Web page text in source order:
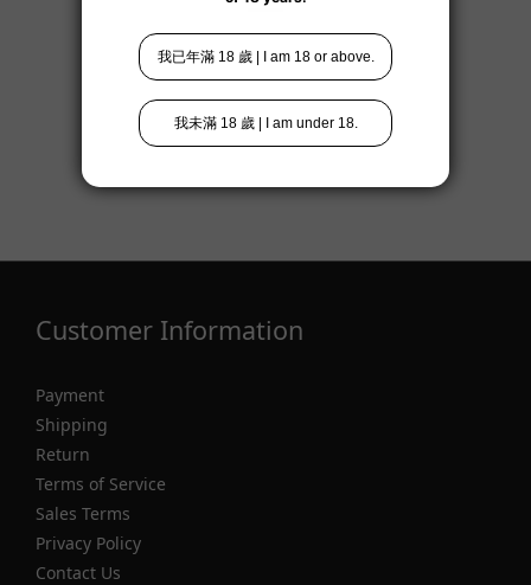
Customer Information
Payment
Shipping
Return
Terms of Service
Sales Terms
Privacy Policy
Contact Us